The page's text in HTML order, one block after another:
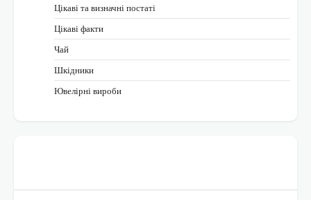
Цікаві та визначні постаті
Цікаві факти
Чай
Шкідники
Ювелірні вироби